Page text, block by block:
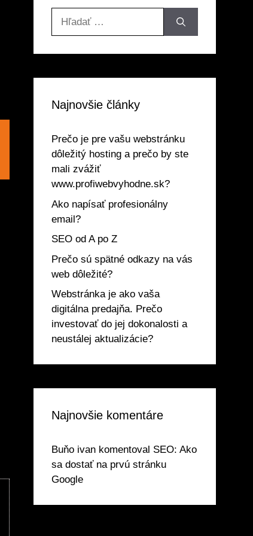
Najnovšie články
Prečo je pre vašu webstránku
dôležitý hosting a prečo by ste
mali zvážiť
www.profiwebvyhodne.sk?
Ako napísať profesionálny
email?
SEO od A po Z
Prečo sú spätné odkazy na vás
web dôležité?
Webstránka je ako vaša
digitálna predajňa. Prečo
investovať do jej dokonalosti a
neustálej aktualizácie?
Najnovšie komentáre
Buňo ivan komentoval SEO: Ako
sa dostať na prvú stránku
Google